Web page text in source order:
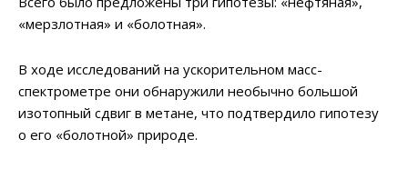
«мерзлотная» и «болотная».
В ходе исследований на ускорительном масс-
спектрометре они обнаружили необычно большой
изотопный сдвиг в метане, что подтвердило гипотезу
о его «болотной» природе.